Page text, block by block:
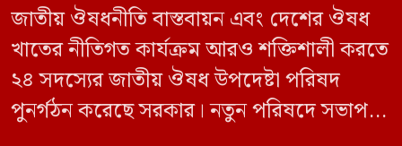
জাতীয় ঔষধনীতি বাস্তবায়ন এবং দেশের ঔষধ
খাতের নীতিগত কার্যক্রম আরও শক্তিশালী করতে
২৪ সদস্যের জাতীয় ঔষধ উপদেষ্টা পরিষদ
পুনর্গঠন করেছে সরকার। নতুন পরিষদে সভাপতি